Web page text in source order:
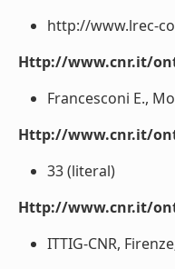
http://www.lrec-
Http://www.cnr.it/
Francesconi E.,
Http://www.cnr.it/
33 (literal)
Http://www.cnr.it/
ITTIG-CNR,